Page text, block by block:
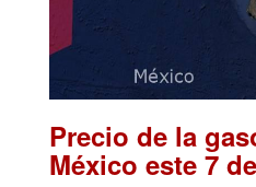
Precio de la
México este 7